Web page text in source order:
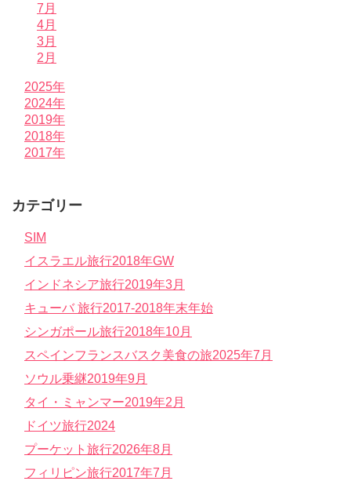
7月
4月
3月
2月
2025年
2024年
2019年
2018年
2017年
カテゴリー
SIM
イスラエル旅行2018年GW
インドネシア旅行2019年3月
キューバ 旅行2017-2018年末年始
シンガポール旅行2018年10月
スペインフランスバスク美食の旅2025年7月
ソウル乗継2019年9月
タイ・ミャンマー2019年2月
ドイツ旅行2024
プーケット旅行2026年8月
フィリピン旅行2017年7月